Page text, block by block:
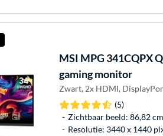
MSI MPG 341CQPX
gaming monitor
Zwart, 2x HDMI,
(5)
Zichtbaar beeld: 86,82
Resolutie: 3440 x 1440